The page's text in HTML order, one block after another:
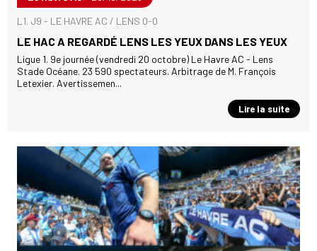
L1. J9 - LE HAVRE AC / LENS 0-0
LE HAC A REGARDÉ LENS LES YEUX DANS LES YEUX
Ligue 1. 9e journée (vendredi 20 octobre) Le Havre AC - Lens
Stade Océane. 23 590 spectateurs. Arbitrage de M. François
Letexier. Avertissemen...
Lire la suite